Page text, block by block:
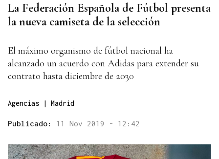
La Federación Española de Fútbol presenta
la nueva camiseta de la selección
El máximo organismo de fútbol nacional ha
alcanzado un acuerdo con Adidas para extender su
contrato hasta diciembre de 2030
Agencias | Madrid
Publicado: 11 Nov 2019 - 12:42